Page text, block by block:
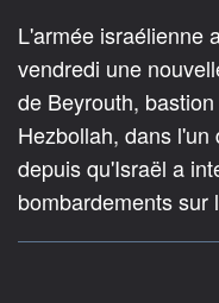
L'armée israélienne
vendredi une
de Beyrouth,
Hezbollah, dans
depuis qu'Israël a
bombardements sur